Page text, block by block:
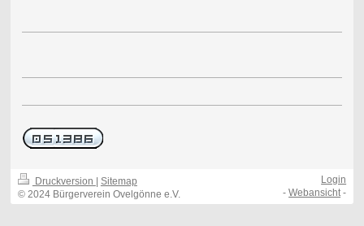
Druckversion | Sitemap
© 2024 Bürgerverein Ovelgönne e.V.
Login
-Webansicht -